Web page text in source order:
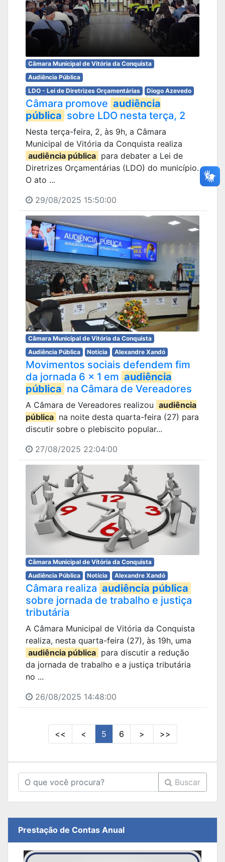
Câmara Municipal de Vitória da Conquista
Audiência Pública
LDO - Lei de Diretrizes Orçamentárias
Diogo Azevedo
Câmara promove audiência
pública sobre LDO nesta terça, 2
Nesta terça-feira, 2, às 9h, a Câmara
Municipal de Vitória da Conquista realiza
audiência pública para debater a Lei de
Diretrizes Orçamentárias (LDO) do município.
O ato ...
29/08/2025 15:50:00
Câmara Municipal de Vitória da Conquista
Audiência Pública
Notícia Alexandre Xandó
Movimentos sociais defendem fim
da jornada 6 x 1 em audiência
pública na Câmara de Vereadores
A Câmara de Vereadores realizou audiência
pública na noite desta quarta-feira (27) para
discutir sobre o plebiscito popular...
27/08/2025 22:04:00
Câmara Municipal de Vitória da Conquista
Audiência Pública
Notícia Alexandre Xandó
Câmara realiza audiência pública
sobre jornada de trabalho e justiça
tributária
A Câmara Municipal de Vitória da Conquista
realiza, nesta quarta-feira (27), às 19h, uma
audiência pública para discutir a redução
da jornada de trabalho e a justiça tributária
no ...
26/08/2025 14:48:00
<< < 5 6 > >>
Buscar
Prestação de Contas Anual